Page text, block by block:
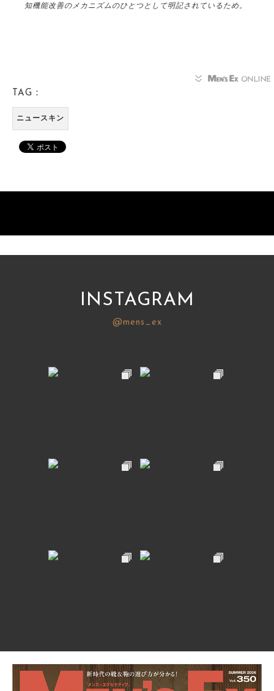
知機能改善のメカニズムのひとつとして明記されているため。
TAG：
ニュースキン
INSTAGRAM
@mens_ex